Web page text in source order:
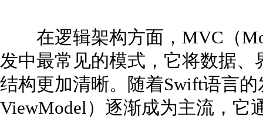
在逻辑架构方面，MVC（
发中最常见的模式，它将数据
结构更加清晰。随着Swift语言
ViewModel）逐渐成为主流，它